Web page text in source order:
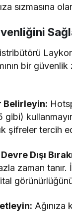
sızmasına
bir
Belirleyin:
gibi)
şifreler tercih
Dışı
zaman tanır.
Ağınıza